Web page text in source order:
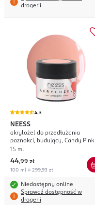
drogerii
4,3
NEESS
akrylożel do przedłużania
paznokci, budujący, Candy Pink
15 ml
44,99 zł
100 ml = 299,93 zł
Niedostępny online
Sprawdź dostępność w
drogerii